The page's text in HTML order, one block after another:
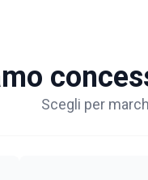
Scegli per